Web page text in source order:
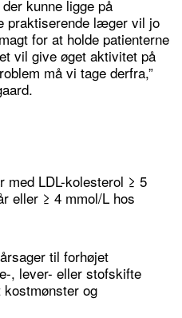
kunne ligge på
praktiserende læger vil jo
for at holde patienterne
vil give øget aktivitet på
må vi tage derfra,”
med LDL-kolesterol ≥ 5
eller ≥ 4 mmol/L hos
til forhøjet
, lever- eller stofskifte
og